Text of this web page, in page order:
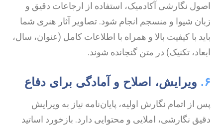
نگارشی آکادمیک، استفاده از ارجاعات دقیق و
شیوا و منسجم انجام شود. تصاویر آثار هنری شما
با کیفیت بالا و همراه با اطلاعات کامل (عنوان، سال،
تکنیک) در متن گنجانده شوند.
ویرایش، اصلاح و آمادگی برای دفاع
از اتمام نگارش اولیه، پایان‌نامه نیاز به ویرایش
نگارشی، املایی و محتوایی دارد. بازخورد اساتید